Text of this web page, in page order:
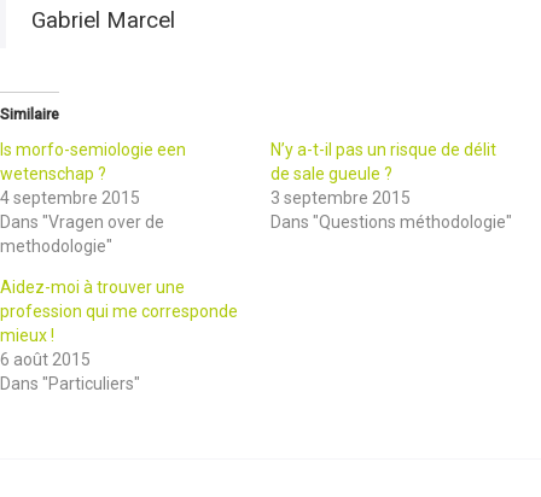
Gabriel Marcel
Similaire
Is morfo-semiologie een
wetenschap ?
4 septembre 2015
Dans "Vragen over de
methodologie"
N’y a-t-il pas un risque de délit
de sale gueule ?
3 septembre 2015
Dans "Questions méthodologie"
Aidez-moi à trouver une
profession qui me corresponde
mieux !
6 août 2015
Dans "Particuliers"